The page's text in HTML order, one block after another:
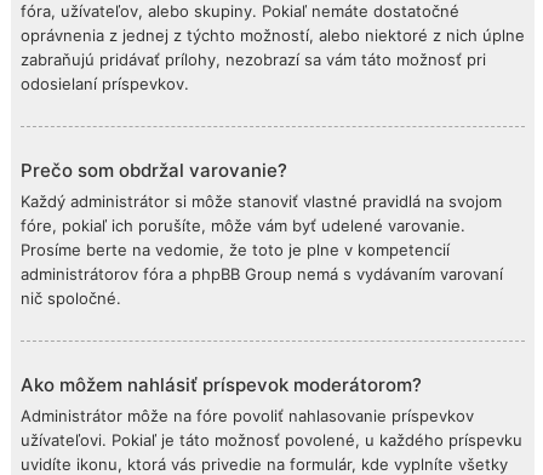
fóra, užívateľov, alebo skupiny. Pokiaľ nemáte dostatočné
oprávnenia z jednej z týchto možností, alebo niektoré z nich úplne
zabraňujú pridávať prílohy, nezobrazí sa vám táto možnosť pri
odosielaní príspevkov.
Prečo som obdržal varovanie?
Každý administrátor si môže stanoviť vlastné pravidlá na svojom
fóre, pokiaľ ich porušíte, môže vám byť udelené varovanie.
Prosíme berte na vedomie, že toto je plne v kompetencií
administrátorov fóra a phpBB Group nemá s vydávaním varovaní
nič spoločné.
Ako môžem nahlásiť príspevok moderátorom?
Administrátor môže na fóre povoliť nahlasovanie príspevkov
užívateľovi. Pokiaľ je táto možnosť povolené, u každého príspevku
uvidíte ikonu, ktorá vás privedie na formulár, kde vyplníte všetky